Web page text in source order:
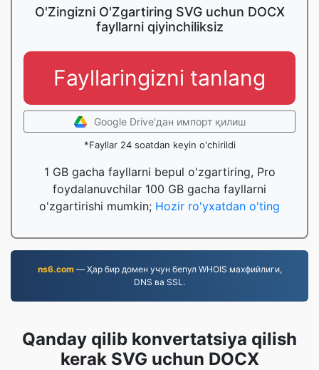
O'Zingizni O'Zgartiring SVG uchun DOCX
fayllarni qiyinchiliksiz
Fayllaringizni tanlang
Google Drive'дан импорт қилиш
*Fayllar 24 soatdan keyin o'chirildi
1 GB gacha fayllarni bepul o'zgartiring, Pro
foydalanuvchilar 100 GB gacha fayllarni
o'zgartirishi mumkin; Hozir ro'yxatdan o'ting
ns6.com— Ҳар бир домен учун бепул WHOIS махфийлиги,
DNS ва SSL.
Qanday qilib konvertatsiya qilish
kerak SVG uchun DOCX